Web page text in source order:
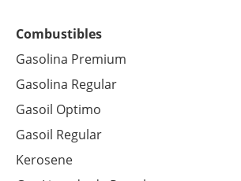
Combustibles
Gasolina Premium
Gasolina Regular
Gasoil Optimo
Gasoil Regular
Kerosene